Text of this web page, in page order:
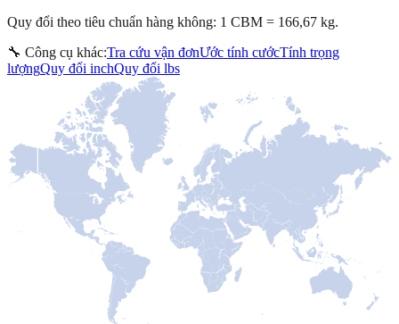
Quy đổi theo tiêu chuẩn hàng không: 1 CBM = 166,67 kg.
🔧 Công cụ khác:Tra cứu vận đơnƯớc tính cướcTính trọng
lượngQuy đổi inchQuy đổi lbs